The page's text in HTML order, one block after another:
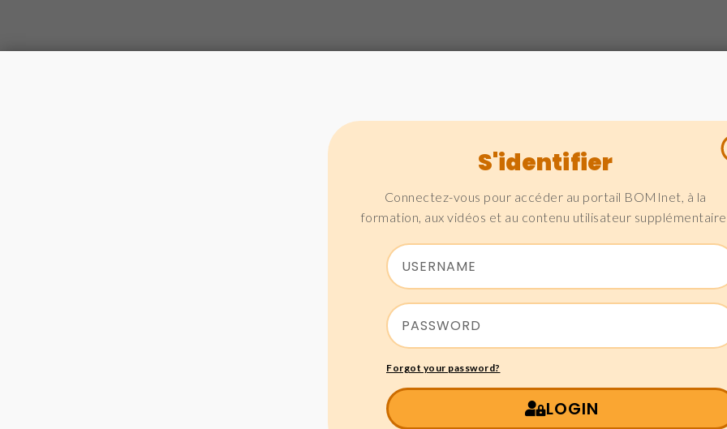
S'identifier
Connectez-vous pour accéder au portail BOMInet, à la
formation, aux vidéos et au contenu utilisateur
Forgot your password?
LOGIN